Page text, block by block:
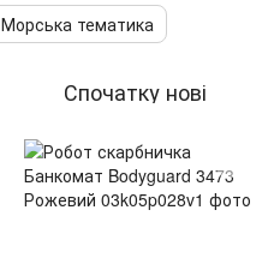
Морська тематика
Спочатку нові